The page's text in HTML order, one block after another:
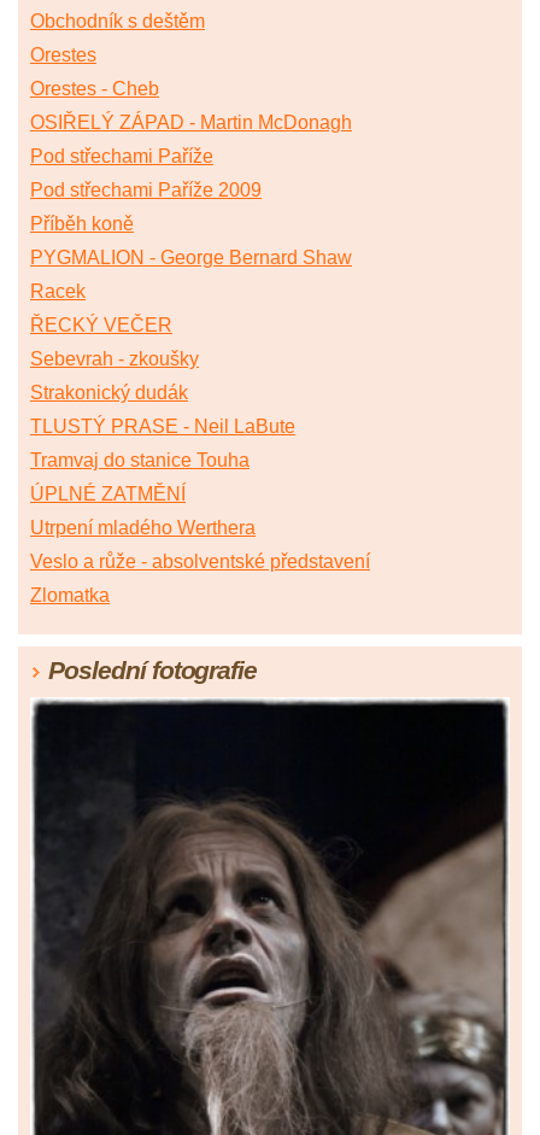
Obchodník s deštěm
Orestes
Orestes - Cheb
OSIŘELÝ ZÁPAD - Martin McDonagh
Pod střechami Paříže
Pod střechami Paříže 2009
Příběh koně
PYGMALION - George Bernard Shaw
Racek
ŘECKÝ VEČER
Sebevrah - zkoušky
Strakonický dudák
TLUSTÝ PRASE - Neil LaBute
Tramvaj do stanice Touha
ÚPLNÉ ZATMĚNÍ
Utrpení mladého Werthera
Veslo a růže - absolventské představení
Zlomatka
Poslední fotografie